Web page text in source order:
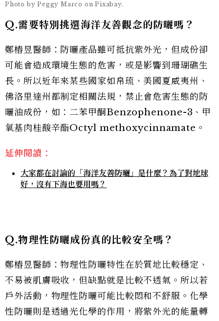
Photo by Peggy Marco on Pixabay.
Q.需要特別挑選海洋友善觀念的防曬嗎？
鄭樁昱醫師：防曬產品雖可抵抗紫外光，但成份卻
可能會造成環境生態的危害，或是影響到珊瑚礁生
長。所以近年來某些國家如帛琉、美國夏威夷州、
佛洛里達州都制定相關法規，禁止會危害生態的防
曬油成份，如：二苯甲酮Benzophenone-3、甲
氧基肉桂酸辛酯Octyl methoxycinnamate。
延伸閱讀：
大家都在討論的「海洋友善防曬」是什麼？為了對地球
好，沒有下海也要用嗎？
Q.物理性防曬成份真的比較安全嗎？
鄭樁昱醫師：物理性防曬特性在於質地比較穩定、
不易被肌膚吸收，但缺點就是比較不透氣。所以若
戶外活動，物理性防曬可能比較悶和不舒服。化學
性防曬則是透過光化學的作用，將紫外光的能量轉